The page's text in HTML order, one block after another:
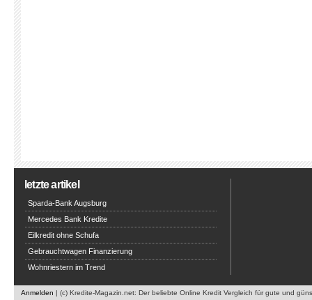
letzte artikel
Sparda-Bank Augsburg
Mercedes Bank Kredite
Eilkredit ohne Schufa
Gebrauchtwagen Finanzierung
Wohnriestern im Trend
Anmelden | (c) Kredite-Magazin.net: Der beliebte Online Kredit Vergleich für gute und